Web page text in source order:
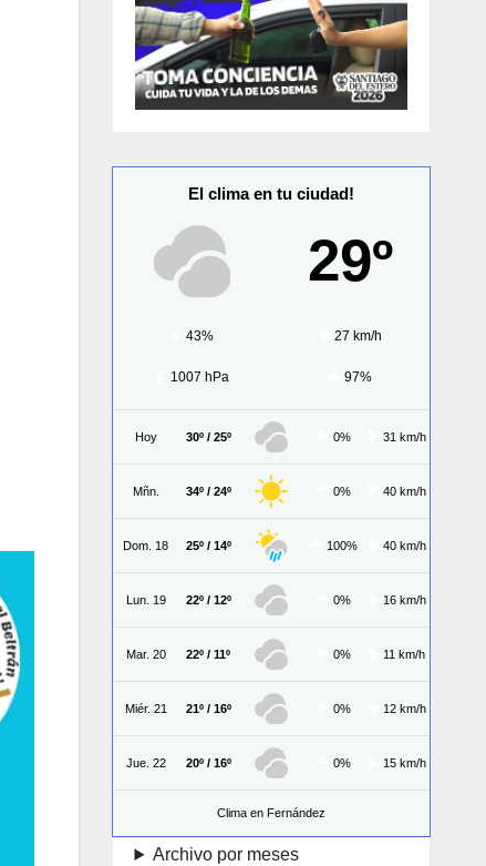
El clima en tu ciudad!
29º
43% 27 km/h
1007 hPa 97%
Hoy 30º / 25º 0% 31 km/h
Mñn. 34º / 24º 0% 40 km/h
Dom. 18 25º / 14º 100% 40 km/h
Lun. 19 22º / 12º 0% 16 km/h
Mar. 20 22º / 11º 0% 11 km/h
Miér. 21 21º / 16º 0% 12 km/h
Jue. 22 20º / 16º 0% 15 km/h
Clima en Fernández
Archivo por meses